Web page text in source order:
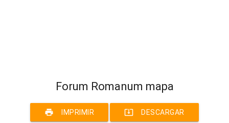
Forum Romanum mapa
print IMPRIMIR system_update_alt DESCARGAR